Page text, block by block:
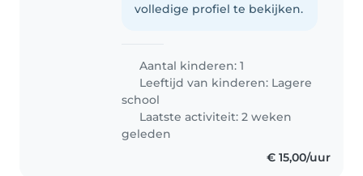
volledige profiel te bekijken.
Aantal kinderen: 1
Leeftijd van kinderen: Lagere
school
Laatste activiteit: 2 weken
geleden
€ 15,00/uur